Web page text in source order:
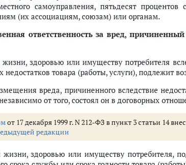
самоуправления, пятьдесят
(их ассоциациям, союзам) или органам.
ответственность за вред, причиненный
здоровью или имуществу потребителя
товара (работы, услуги), подлежит
вреда, причиненного вследствие
от того, состоял он в договорных
от 17 декабря 1999 г. N 212-ФЗ в пункт 3 статьи 14
редакции
здоровью или имуществу потребителя,